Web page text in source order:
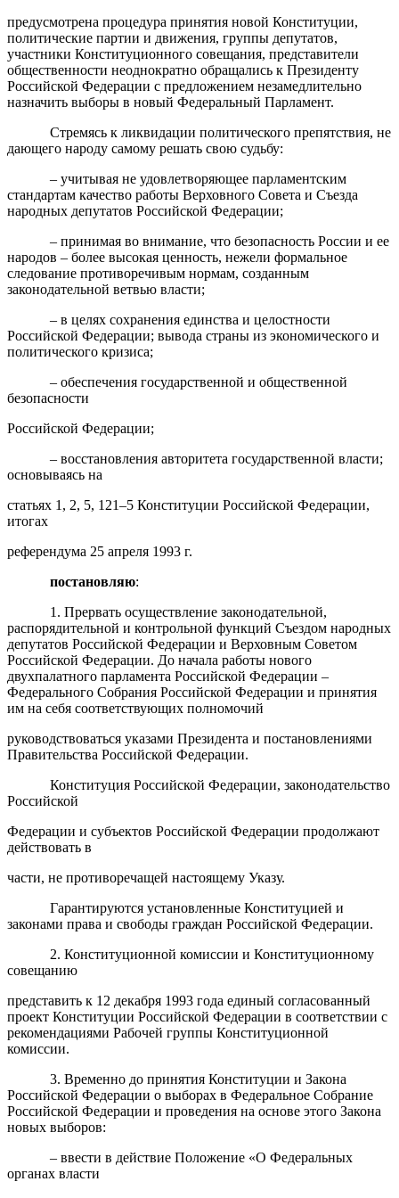
предусмотрена процедура принятия новой Конституции,
политические партии и движения, группы депутатов,
участники Конституционного совещания, представители
общественности неоднократно обращались к Президенту
Российской Федерации с предложением незамедлительно
назначить выборы в новый Федеральный Парламент.
Стремясь к ликвидации политического препятствия, не
дающего народу самому решать свою судьбу:
– учитывая не удовлетворяющее парламентским
стандартам качество работы Верховного Совета и Съезда
народных депутатов Российской Федерации;
– принимая во внимание, что безопасность России и ее
народов – более высокая ценность, нежели формальное
следование противоречивым нормам, созданным
законодательной ветвью власти;
– в целях сохранения единства и целостности
Российской Федерации; вывода страны из экономического и
политического кризиса;
– обеспечения государственной и общественной
безопасности
Российской Федерации;
– восстановления авторитета государственной власти;
основываясь на
статьях 1, 2, 5, 121–5 Конституции Российской Федерации,
итогах
референдума 25 апреля 1993 г.
постановляю:
1. Прервать осуществление законодательной,
распорядительной и контрольной функций Съездом народных
депутатов Российской Федерации и Верховным Советом
Российской Федерации. До начала работы нового
двухпалатного парламента Российской Федерации –
Федерального Собрания Российской Федерации и принятия
им на себя соответствующих полномочий
руководствоваться указами Президента и постановлениями
Правительства Российской Федерации.
Конституция Российской Федерации, законодательство
Российской
Федерации и субъектов Российской Федерации продолжают
действовать в
части, не противоречащей настоящему Указу.
Гарантируются установленные Конституцией и
законами права и свободы граждан Российской Федерации.
2. Конституционной комиссии и Конституционному
совещанию
представить к 12 декабря 1993 года единый согласованный
проект Конституции Российской Федерации в соответствии с
рекомендациями Рабочей группы Конституционной
комиссии.
3. Временно до принятия Конституции и Закона
Российской Федерации о выборах в Федеральное Собрание
Российской Федерации и проведения на основе этого Закона
новых выборов:
– ввести в действие Положение «О Федеральных
органах власти